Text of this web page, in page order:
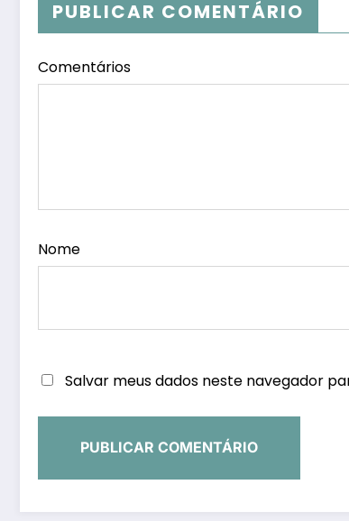
PUBLICAR COMENTÁRIO
Comentários
Nome
Salvar meus dados neste navegador